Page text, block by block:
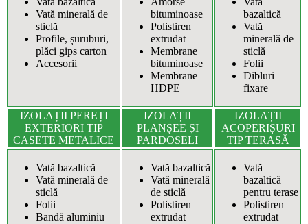
Vată minerală de
sticlă
Profile, șuruburi,
plăci gips carton
Accesorii
bituminoase
Polistiren
extrudat
Membrane
bituminoase
Membrane
HDPE
bazaltică
Vată
minerală de
sticlă
Folii
Dibluri
fixare
IZOLAȚII PEREȚI
EXTERIORI TIP
CASETE METALICE
IZOLAȚII
PLANȘEE ȘI
PARDOSELI
IZOLAȚII
ACOPERIȘURI
TIP TERASĂ
Vată bazaltică
Vată minerală de
sticlă
Folii
Bandă aluminiu
Vată bazaltică
Vată minerală
de sticlă
Polistiren
extrudat
Vată
bazaltică
pentru terase
Polistiren
extrudat